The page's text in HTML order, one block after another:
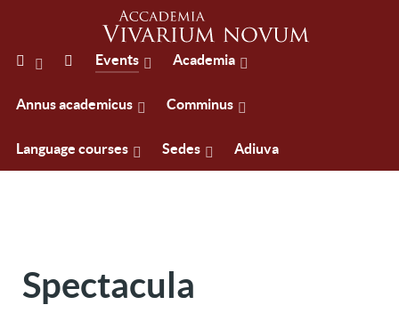
Events Academia
Annus academicus Comminus
Language courses Sedes Adiuva
Spectacula